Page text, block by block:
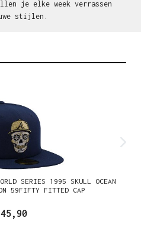
je elke week verrassen
stijlen.
SERIES 1995 SKULL OCEAN
59FIFTY FITTED CAP